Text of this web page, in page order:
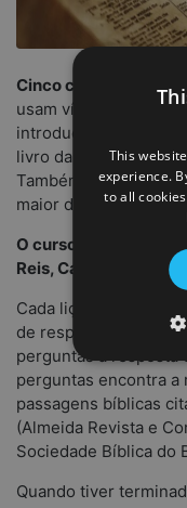
Cinco cursos Lendo
usam vídeos do
introdução aos vários
livro da Bíblia explica
Também mostra
maior da Bíblia.
O curso trata de 7
Reis, Cantares,
Cada lição tem
de resposta aberta
perguntas a resposta
perguntas encontra a
passagens bíblicas
(Almeida Revista e
Sociedade Bíblica do
Quando tiver
This
experience.
to all